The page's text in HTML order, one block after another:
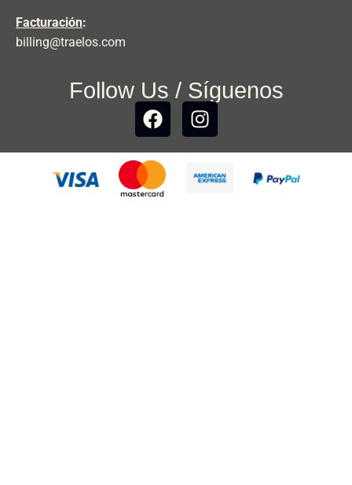
Facturación:
billing@traelos.com
Follow Us / Síguenos